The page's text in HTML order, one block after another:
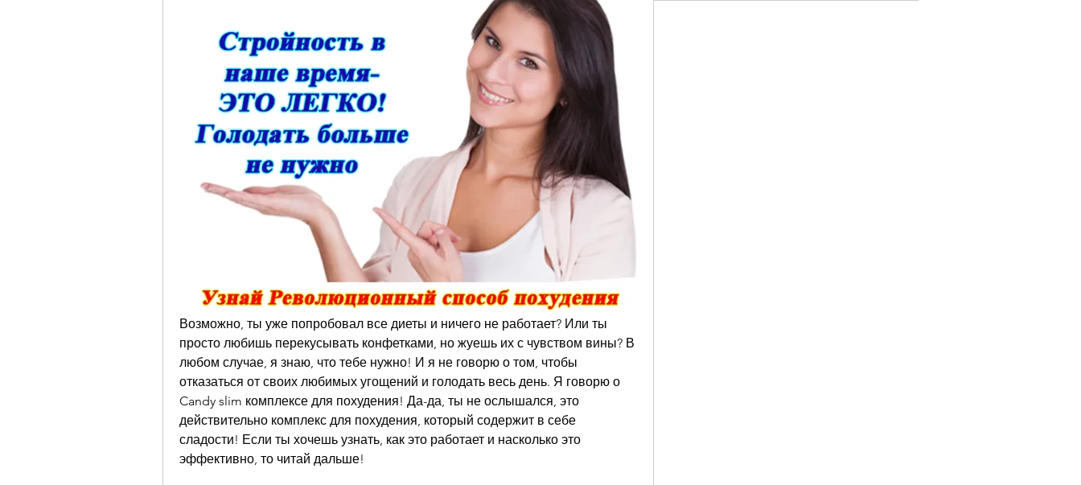
Возможно, ты уже попробовал все диеты и ничего не работает? Или ты
просто любишь перекусывать конфетками, но жуешь их с чувством вины? В
любом случае, я знаю, что тебе нужно! И я не говорю о том, чтобы
отказаться от своих любимых угощений и голодать весь день. Я говорю о
Candy slim комплексе для похудения! Да-да, ты не ослышался, это
действительно комплекс для похудения, который содержит в себе
сладости! Если ты хочешь узнать, как это работает и насколько это
эффективно, то читай дальше!